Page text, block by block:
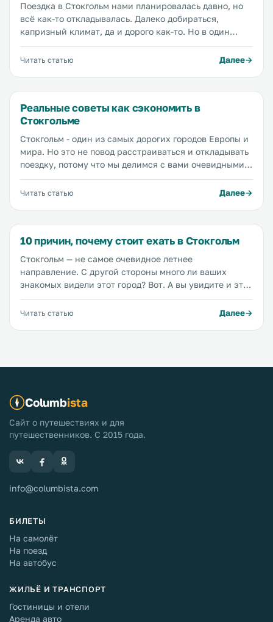
Поездка в Стокгольм нами планировалась давно, но
всё как-то откладывалась. Далеко добираться,
капризный климат, да и дорого как-то. Но в один
прекрасный момент мы всё же решились, и купили
билеты на самолет, и начали готовиться к поездке.
оказалось, всё не так страшно. Но начну с самого
начала.
Читать статью Далее
Реальные советы как сэкономить в
Стокгольме
Стокгольм - один из самых дорогих городов Европы и
мира. Но это не повод расстраиваться и откладывать
поездку, потому что мы делимся с вами очевидными и
не очень способами сэкономить в путешествии.
Расходы можно сократить на всем: от авиабилетов до
Читать статью Далее
10 причин, почему стоит ехать в Стокгольм
Стокгольм — не самое очевидное летнее
направление. С другой стороны много ли ваших
знакомых видели этот город? Вот. А вы увидите и этот
опыт будет уникальным. Потому что, чем меньше от
города ждешь, тем больше впечатлений он готов вам
Читать статью Далее
Columbista
Сайт о путешествиях и для
путешественников. С 2015 года.
info@columbista.com
БИЛЕТЫ
На самолёт
На поезд
На автобус
ЖИЛЬЁ И ТРАНСПОРТ
Гостиницы и отели
Аренда авто